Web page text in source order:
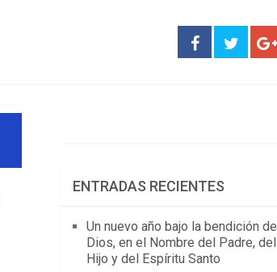
ENTRADAS RECIENTES
Un nuevo año bajo la bendición de
Dios, en el Nombre del Padre, del
Hijo y del Espíritu Santo